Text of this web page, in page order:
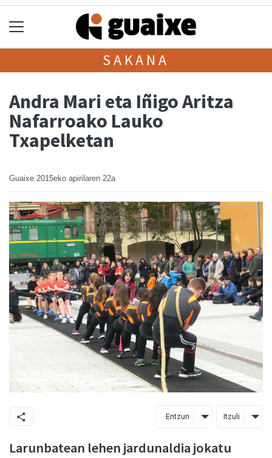
SAKANA
Andra Mari eta Iñigo Aritza
Nafarroako Lauko
Txapelketan
Guaixe 2015eko apirilaren 22a
Entzun Itzuli
Larunbatean lehen jardunaldia jokatu